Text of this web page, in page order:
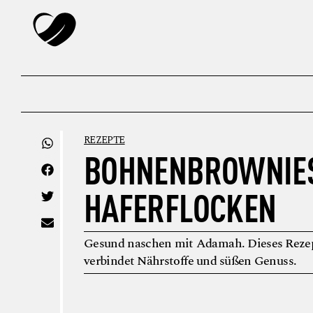
REZEPTE
HAFERFLOCKEN
Gesund naschen mit Adamah. Dieses
verbindet Nährstoffe und süßen Genuss.